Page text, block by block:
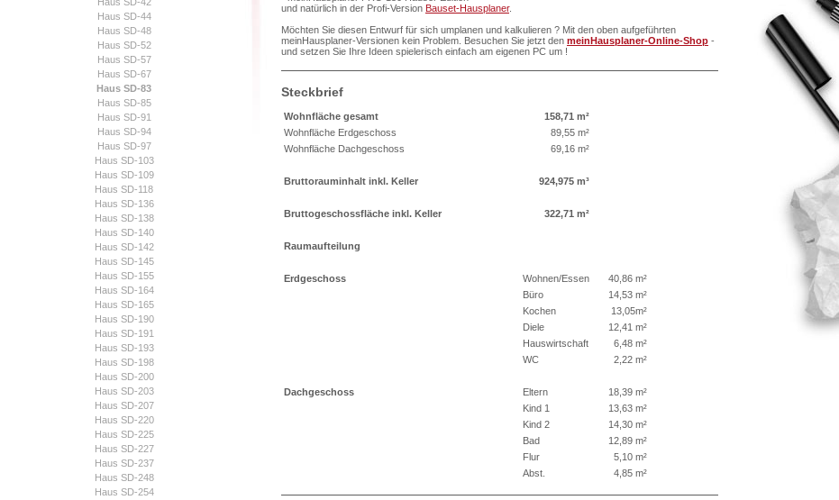
und natürlich in der Profi-Version Bauset-Hausplaner.
Möchten Sie diesen Entwurf für sich umplanen und kalkulieren ? Mit den oben aufgeführten
meinHausplaner-Versionen kein Problem. Besuchen Sie jetzt den meinHausplaner-Online-Shop -
und setzen Sie Ihre Ideen spielerisch einfach am eigenen PC um !
Steckbrief
Wohnfläche gesamt
158,71 m²
Wohnfläche Erdgeschoss
89,55 m²
Wohnfläche Dachgeschoss
69,16 m²
Bruttorauminhalt inkl. Keller 924,975 m³
Bruttogeschossfläche inkl. Keller 322,71 m²
Raumaufteilung
Erdgeschoss Wohnen/Essen
40,86 m²
Büro
14,53 m²
Kochen
13,05m²
Diele
12,41 m²
Hauswirtschaft
6,48 m²
WC
2,22 m²
Dachgeschoss Eltern
18,39 m²
Kind 1
13,63 m²
Kind 2
14,30 m²
Bad
12,89 m²
Flur
5,10 m²
Abst.
4,85 m²
Haus SD-44
Haus SD-48
Haus SD-52
Haus SD-57
Haus SD-67
Haus SD-83
Haus SD-85
Haus SD-91
Haus SD-94
Haus SD-97
Haus SD-103
Haus SD-109
Haus SD-118
Haus SD-136
Haus SD-138
Haus SD-140
Haus SD-142
Haus SD-145
Haus SD-155
Haus SD-164
Haus SD-165
Haus SD-190
Haus SD-191
Haus SD-193
Haus SD-198
Haus SD-200
Haus SD-203
Haus SD-207
Haus SD-220
Haus SD-225
Haus SD-227
Haus SD-237
Haus SD-248
Haus SD-254